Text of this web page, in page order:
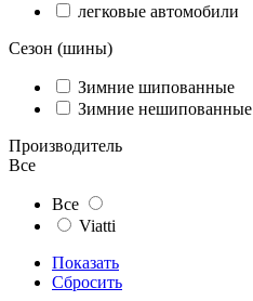
легковые автомобили
Сезон (шины)
Зимние шипованные
Зимние нешипованные
Производитель
Все
Все
Viatti
Показать
Сбросить